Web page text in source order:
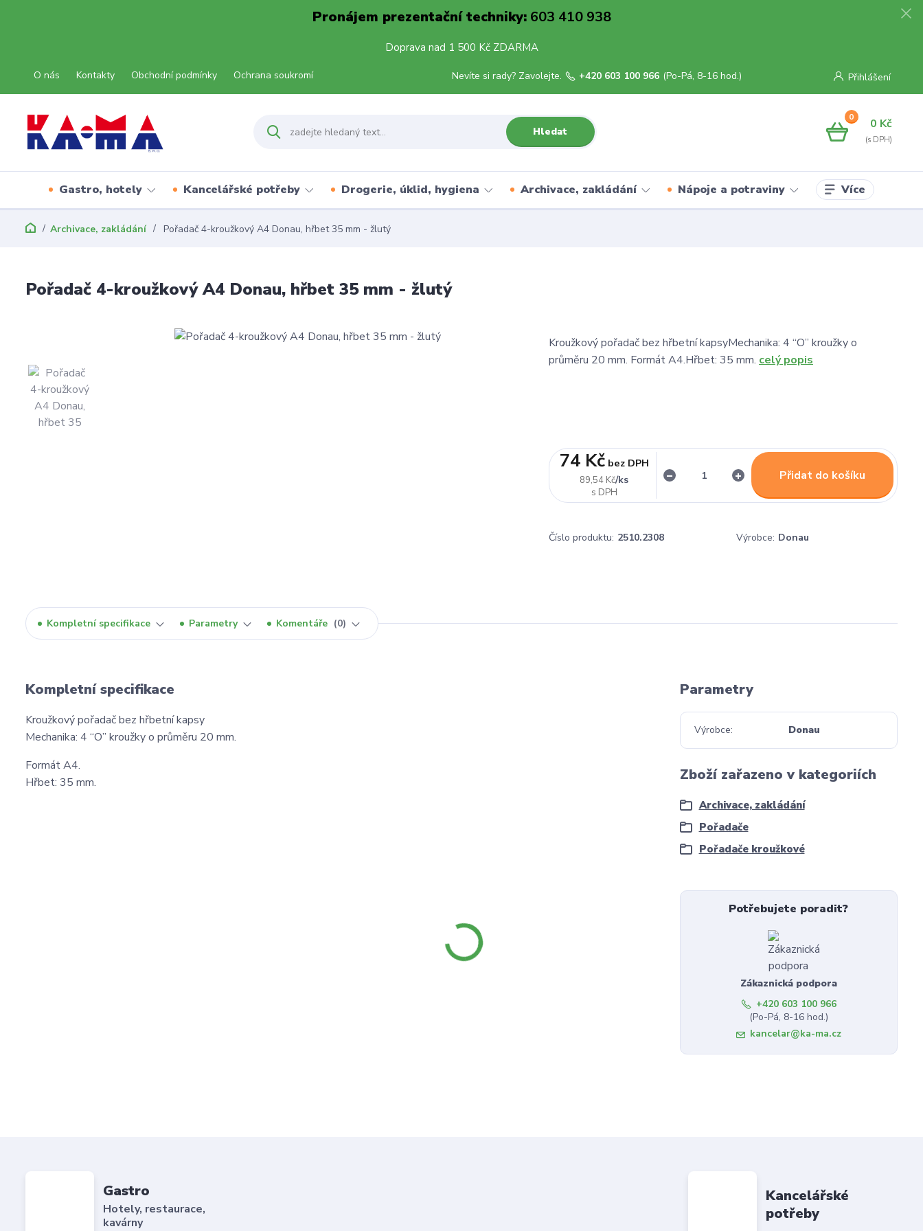
Pronájem prezentační techniky:603 410 938
Doprava nad 1 500 Kč ZDARMA
O nás Kontakty Obchodní podmínky Ochrana soukromí Přihlášení
Hledat
Nevíte si rady? Zavolejte. +420 603 100 966 (Po-Pá, 8-16 hod.)
0 0 Kč
Gastro, hotely Kancelářské potřeby Drogerie, úklid, hygiena Archivace, zakládání Nápoje a potraviny Více
Archivace, zakládání Pořadač 4-kroužkový A4 Donau, hřbet 35 mm - žlutý
Pořadač 4-kroužkový A4 Donau, hřbet 35 mm - žlutý
Kroužkový pořadač bez hřbetní kapsyMechanika: 4 “O” kroužky o
průměru 20 mm. Formát A4.Hřbet: 35 mm. celý popis
89,54 Kč/ks
74 Kč bez DPH
Přidat do košíku
Číslo produktu: 2510.2308 Výrobce: Donau
Kompletní specifikace Parametry Komentáře 0
Kompletní specifikace
Kroužkový pořadač bez hřbetní kapsy
Mechanika: 4 “O” kroužky o průměru 20 mm.
Formát A4.
Hřbet: 35 mm.
Parametry
Výrobce Donau
Zboží zařazeno v kategoriích
Archivace, zakládání
Pořadače
Pořadače kroužkové
Potřebujete poradit?
Zákaznická podpora
+420 603 100 966
(Po-Pá, 8-16 hod.)
kancelar@ka-ma.cz
Gastro
Hotely, restaurace,
kavárny
Kancelářské
potřeby